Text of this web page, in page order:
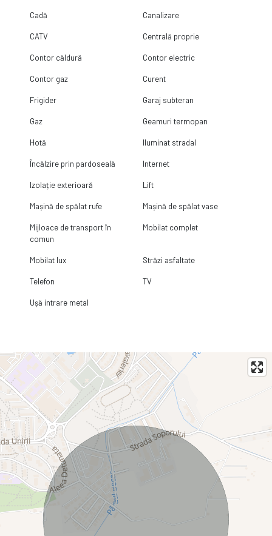
Cadă Canalizare
CATV Centrală proprie
Contor căldură Contor electric
Contor gaz Curent
Frigider Garaj subteran
Gaz Geamuri termopan
Hotă Iluminat stradal
Încălzire prin pardoseală Internet
Izolație exterioară Lift
Mașină de spălat rufe Mașină de spălat vase
Mijloace de transport în
comun
Mobilat complet
Mobilat lux Străzi asfaltate
Telefon TV
Ușă intrare metal